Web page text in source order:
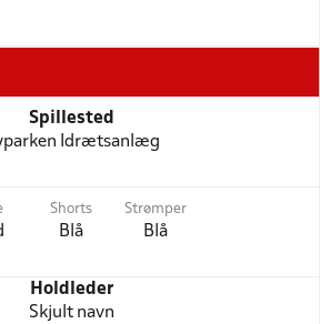
Spillested
Idrætsanlæg
Shorts
Blå
Strømper
Blå
Holdleder
Skjult navn